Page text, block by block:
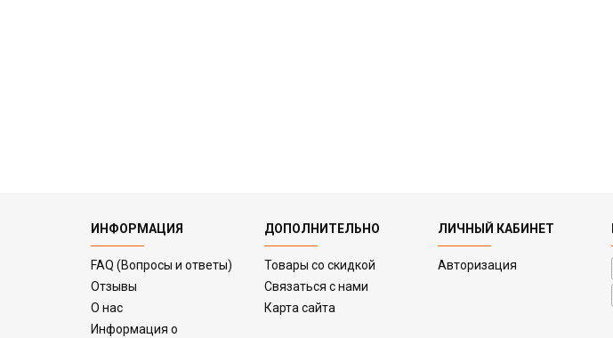
ИНФОРМАЦИЯ
FAQ (Вопросы и ответы)
Отзывы
О нас
Информация о
ДОПОЛНИТЕЛЬНО
Товары со скидкой
Связаться с нами
Карта сайта
ЛИЧНЫЙ КАБИНЕТ
Авторизация